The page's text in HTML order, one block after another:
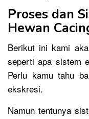
Proses dan
Hewan
Berikut ini kami
seperti apa sistem
Perlu kamu tahu
ekskresi.
Namun tentunya